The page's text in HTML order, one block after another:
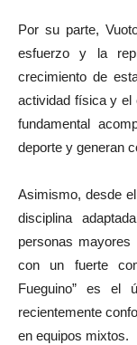
Por su parte,
esfuerzo y la
crecimiento de
actividad física y el
fundamental
deporte y generan
Asimismo, desde
disciplina
personas
con un fuerte
Fueguino” es el
recientemente
en equipos mixtos.